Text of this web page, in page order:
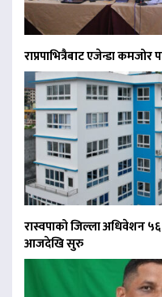
राप्रपाभित्रैबाट एजेन्डा कमजोर
रास्वपाको जिल्ला अधिवेशन
आजदेखि सुरु